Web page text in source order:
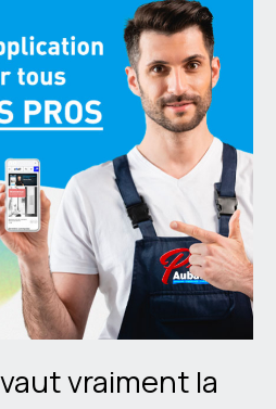
vraiment la